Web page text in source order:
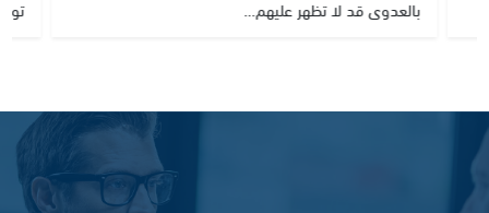
بالعدوى قد لا تظهر عليهم…